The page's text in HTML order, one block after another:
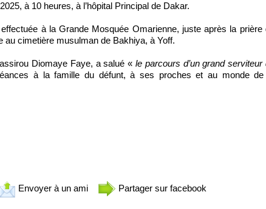
à 10 heures, à l’hôpital Principal de Dakar.
à la Grande Mosquée Omarienne, juste après la prière
au cimetière musulman de Bakhiya, à Yoff.
Diomaye Faye, a salué « le parcours d’un grand serviteur
à la famille du défunt, à ses proches et au monde
Envoyer à un ami Partager sur facebook